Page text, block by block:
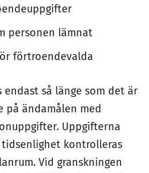
personen lämnat
förtroendevalda
endast så länge som det är
på ändamålen med
Uppgifterna
kontrolleras
Vid granskningen